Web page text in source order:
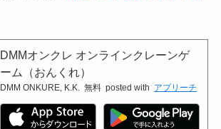
DMMオンクレ オンラインクレーンゲ
ーム（おんくれ）
DMM ONKURE, K.K. 無料 posted with アプリーチ